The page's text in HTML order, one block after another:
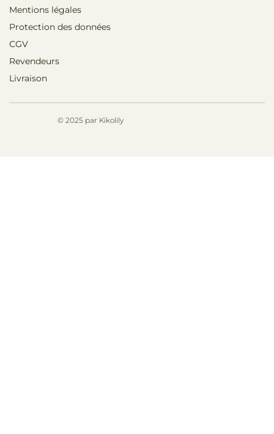
© 2025 par Kikolily
Mentions légales
Protection des données
CGV
Revendeurs
Livraison